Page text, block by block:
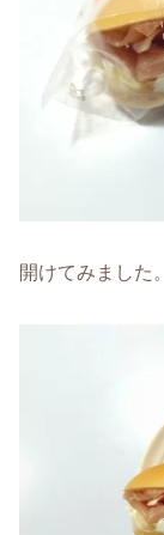
開けてみました。